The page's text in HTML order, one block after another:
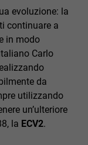
evoluzione: la
continuare a
in modo
Carlo
da
utilizzando
un’ulteriore
la ECV2.